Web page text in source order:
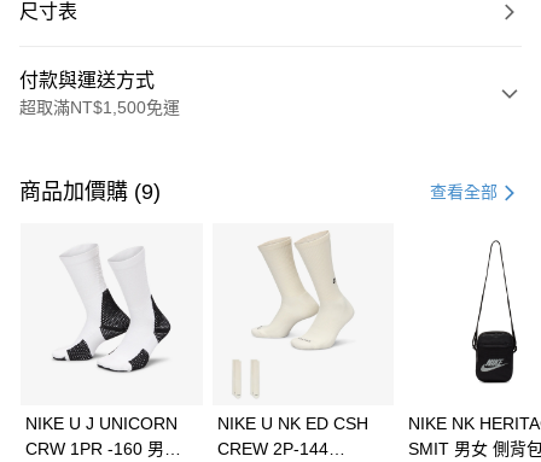
尺寸表
付款與運送方式
超取滿NT$1,500免運
信用卡一次付款
3 期 0 利率 每期 21家銀行
合作金庫商業銀行
第一商業銀行
華南商業銀行
彰化商業銀行
上海商業儲蓄銀行
Apple Pay
全盈+PAY
商品加價購 (9) 查看全部
NIKE U J UNICORN
CRW 1PR -160 男女
NIKE U NK ED CSH
CREW 2P-144
NIKE NK
SMIT 男女 側背